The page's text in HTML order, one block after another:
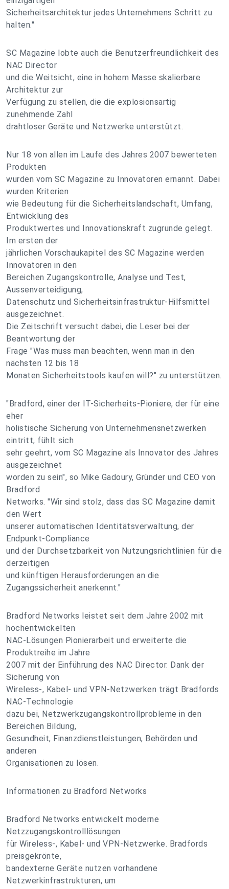
Sicherheitsarchitektur jedes Unternehmens Schritt zu
halten."
SC Magazine lobte auch die Benutzerfreundlichkeit des
NAC Director
und die Weitsicht, eine in hohem Masse skalierbare
Architektur zur
Verfügung zu stellen, die die explosionsartig
zunehmende Zahl
drahtloser Geräte und Netzwerke unterstützt.
Nur 18 von allen im Laufe des Jahres 2007 bewerteten
Produkten
wurden vom SC Magazine zu Innovatoren ernannt. Dabei
wurden Kriterien
wie Bedeutung für die Sicherheitslandschaft, Umfang,
Entwicklung des
Produktwertes und Innovationskraft zugrunde gelegt.
Im ersten der
jährlichen Vorschaukapitel des SC Magazine werden
Innovatoren in den
Bereichen Zugangskontrolle, Analyse und Test,
Aussenverteidigung,
Datenschutz und Sicherheitsinfrastruktur-Hilfsmittel
ausgezeichnet.
Die Zeitschrift versucht dabei, die Leser bei der
Beantwortung der
Frage "Was muss man beachten, wenn man in den
nächsten 12 bis 18
Monaten Sicherheitstools kaufen will?" zu unterstützen.
"Bradford, einer der IT-Sicherheits-Pioniere, der für eine
eher
holistische Sicherung von Unternehmensnetzwerken
eintritt, fühlt sich
sehr geehrt, vom SC Magazine als Innovator des Jahres
ausgezeichnet
worden zu sein", so Mike Gadoury, Gründer und CEO von
Bradford
Networks. "Wir sind stolz, dass das SC Magazine damit
den Wert
unserer automatischen Identitätsverwaltung, der
Endpunkt-Compliance
und der Durchsetzbarkeit von Nutzungsrichtlinien für die
derzeitigen
und künftigen Herausforderungen an die
Zugangssicherheit anerkennt."
Bradford Networks leistet seit dem Jahre 2002 mit
hochentwickelten
NAC-Lösungen Pionierarbeit und erweiterte die
Produktreihe im Jahre
2007 mit der Einführung des NAC Director. Dank der
Sicherung von
Wireless-, Kabel- und VPN-Netzwerken trägt Bradfords
NAC-Technologie
dazu bei, Netzwerkzugangskontrollprobleme in den
Bereichen Bildung,
Gesundheit, Finanzdienstleistungen, Behörden und
anderen
Organisationen zu lösen.
Informationen zu Bradford Networks
Bradford Networks entwickelt moderne
Netzzugangskontrolllösungen
für Wireless-, Kabel- und VPN-Netzwerke. Bradfords
preisgekrönte,
bandexterne Geräte nutzen vorhandene
Netzwerkinfrastrukturen, um